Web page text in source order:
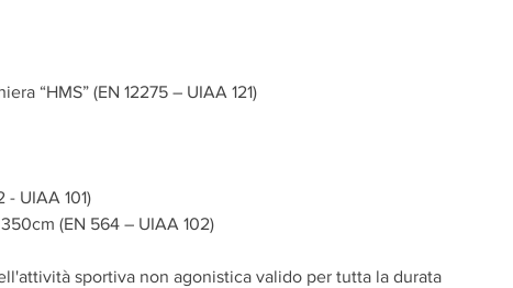
“HMS” (EN 12275 – UIAA 121)
UIAA 101)
(EN 564 – UIAA 102)
sportiva non agonistica valido per tutta la durata